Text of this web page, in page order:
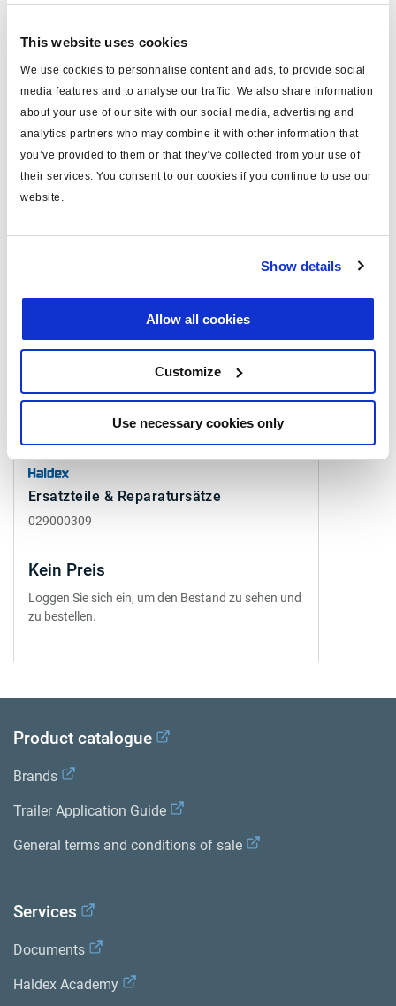
This website uses cookies
We use cookies to personnalise content and ads, to provide social
media features and to analyse our traffic. We also share information
about your use of our site with our social media, advertising and
analytics partners who may combine it with other information that
you’ve provided to them or that they’ve collected from your use of
their services. You consent to our cookies if you continue to use our
website.
Show details
Allow all cookies
Customize
Use necessary cookies only
74347
Gewicht (kg)
Dokumente
Sehen Sie sich alle verwandten Publikationen in unserem
Bibliothek der Produktliteratur
Ersatzteile & Reparatursätze
029000309
Kein Preis
Loggen Sie sich ein, um den Bestand zu sehen und
zu bestellen.
Product catalogue
Brands
Trailer Application Guide
General terms and conditions of sale
Services
Documents
Haldex Academy